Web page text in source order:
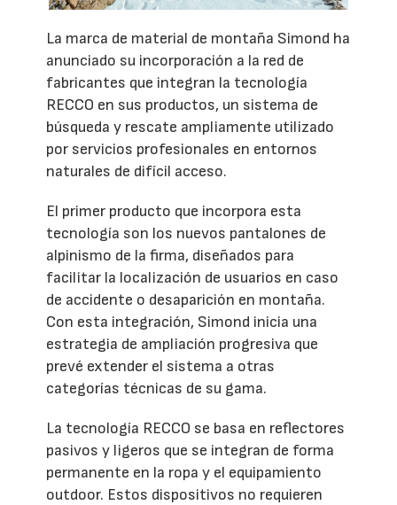
La marca de material de montaña Simond ha
anunciado su incorporación a la red de
fabricantes que integran la tecnología
RECCO en sus productos, un sistema de
búsqueda y rescate ampliamente utilizado
por servicios profesionales en entornos
naturales de difícil acceso.
El primer producto que incorpora esta
tecnología son los nuevos pantalones de
alpinismo de la firma, diseñados para
facilitar la localización de usuarios en caso
de accidente o desaparición en montaña.
Con esta integración, Simond inicia una
estrategia de ampliación progresiva que
prevé extender el sistema a otras
categorías técnicas de su gama.
La tecnología RECCO se basa en reflectores
pasivos y ligeros que se integran de forma
permanente en la ropa y el equipamiento
outdoor. Estos dispositivos no requieren